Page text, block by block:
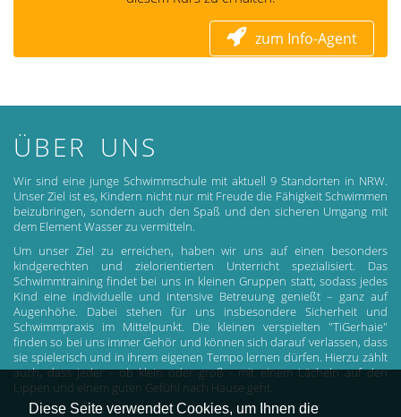
Diese Seite verwendet Cookies, um Ihnen die
zum Info-Agent
ÜBER UNS
Wir sind eine junge Schwimmschule mit aktuell 9 Standorten in NRW.
Unser Ziel ist es, Kindern nicht nur mit Freude die Fähigkeit Schwimmen
beizubringen, sondern auch den Spaß und den sicheren Umgang mit
dem Element Wasser zu vermitteln.
Um unser Ziel zu erreichen, haben wir uns auf einen besonders
kindgerechten und zielorientierten Unterricht spezialisiert. Das
Schwimmtraining findet bei uns in kleinen Gruppen statt, sodass jedes
Kind eine individuelle und intensive Betreuung genießt – ganz auf
Augenhöhe. Dabei stehen für uns insbesondere Sicherheit und
Schwimmpraxis im Mittelpunkt. Die kleinen verspielten "TiGerhaie"
finden so bei uns immer Gehör und können sich darauf verlassen, dass
sie spielerisch und in ihrem eigenen Tempo lernen dürfen. Hierzu zählt
auch, dass jeder - ob klein oder groß - mit einem Lächeln auf den
Lippen und einem guten Gefühl nach Hause geht.